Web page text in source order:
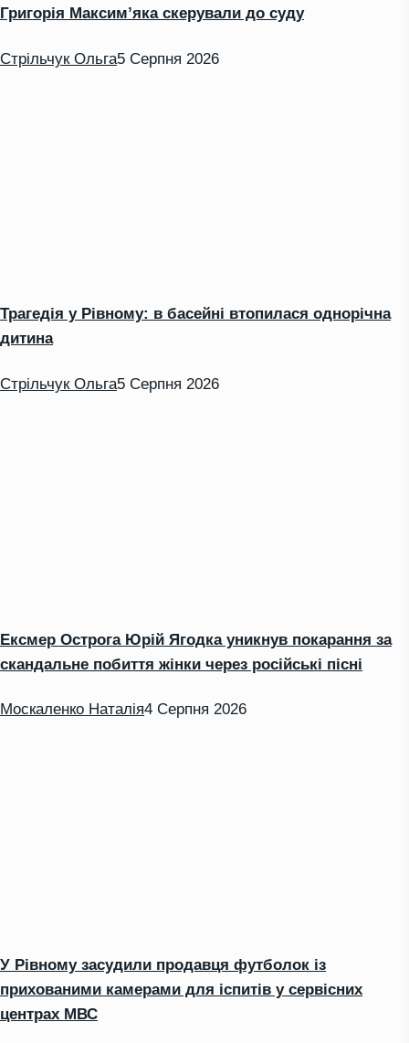
Григорія Максим’яка скерували до суду
Стрільчук Ольга5 Серпня 2026
Трагедія у Рівному: в басейні втопилася однорічна
дитина
Стрільчук Ольга5 Серпня 2026
Ексмер Острога Юрій Ягодка уникнув покарання за
скандальне побиття жінки через російські пісні
Москаленко Наталія4 Серпня 2026
У Рівному засудили продавця футболок із
прихованими камерами для іспитів у сервісних
центрах МВС